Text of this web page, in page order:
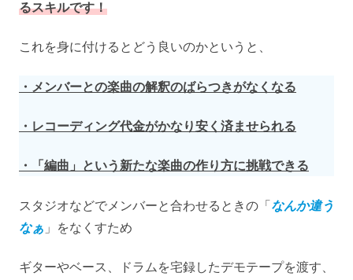
るスキルです！
これを身に付けるとどう良いのかというと、
・メンバーとの楽曲の解釈のばらつきがなくなる
・レコーディング代金がかなり安く済ませられる
・「編曲」という新たな楽曲の作り方に挑戦できる
スタジオなどでメンバーと合わせるときの「なんか違う
なぁ 」をなくすため
ギターやベース、ドラムを宅録したデモテープを渡す、